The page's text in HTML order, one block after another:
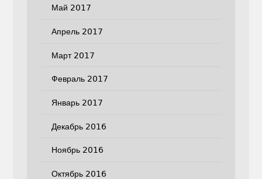
Май 2017
Апрель 2017
Март 2017
Февраль 2017
Январь 2017
Декабрь 2016
Ноябрь 2016
Октябрь 2016